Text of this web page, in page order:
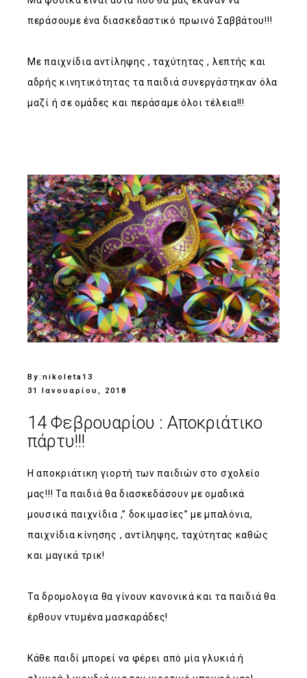
περάσουμε ένα διασκεδαστικό πρωινό Σαββάτου!!!
Με παιχνίδια αντίληψης , ταχύτητας , λεπτής και
αδρής κινητικότητας τα παιδιά συνεργάστηκαν όλα
μαζί ή σε ομάδες και περάσαμε όλοι τέλεια!!!
By: nikoleta13
31 Ιανουαρίου, 2018
14 Φεβρουαρίου : Αποκριάτικο
πάρτυ!!!
Η αποκριάτικη γιορτή των παιδιών στο σχολείο
μας!!! Τα παιδιά θα διασκεδάσουν με ομαδικά
μουσικά παιχνίδια ,” δοκιμασίες” με μπαλόνια,
παιχνίδια κίνησης , αντίληψης, ταχύτητας καθώς
και μαγικά τρικ!
Τα δρομολογια θα γίνουν κανονικά και τα παιδιά θα
έρθουν ντυμένα μασκαράδες!
Κάθε παιδί μπορεί να φέρει από μία γλυκιά ή